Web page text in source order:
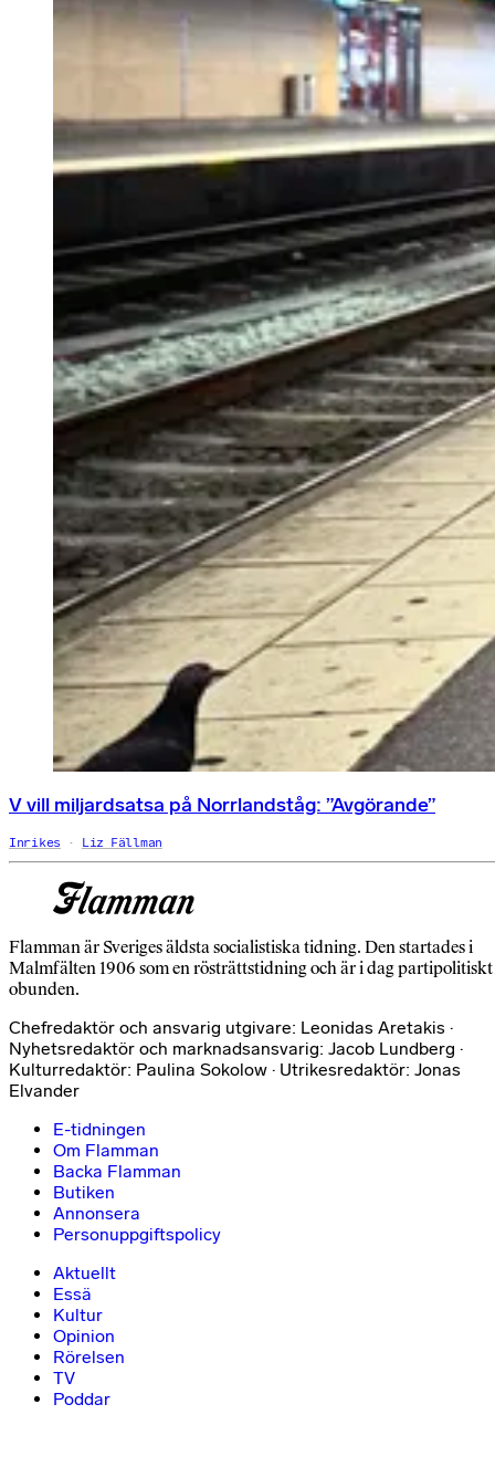
V vill miljardsatsa på Norrlandståg: ”Avgörande”
Inrikes Liz Fällman
Flamman är Sveriges äldsta socialistiska tidning. Den startades i
Malmfälten 1906 som en rösträttstidning och är i dag partipolitiskt
obunden.
Chefredaktör och ansvarig utgivare: Leonidas Aretakis ·
Nyhetsredaktör och marknadsansvarig: Jacob Lundberg ·
Kulturredaktör: Paulina Sokolow · Utrikesredaktör: Jonas
Elvander
E-tidningen
Om Flamman
Backa Flamman
Butiken
Annonsera
Personuppgiftspolicy
Aktuellt
Essä
Kultur
Opinion
Rörelsen
TV
Poddar